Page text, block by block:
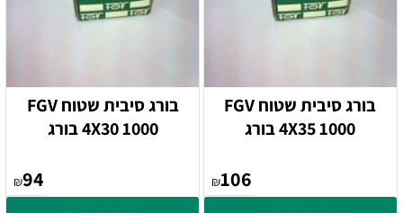
בורג סיבית שטוח FGV
4X35 1000 בורג
₪106
בורג סיבית שטוח FGV
4X30 1000 בורג
₪94